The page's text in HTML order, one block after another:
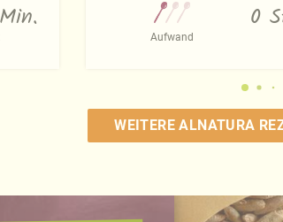
Aufwand
0
WEITERE ALNATURA